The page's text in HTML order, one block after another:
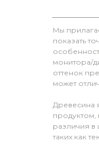
Мы
показать
монитора/
оттенок
может
Древесина
продуктом,
различия в
таких как